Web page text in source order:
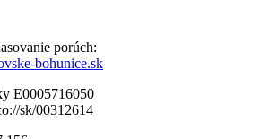
porúch:
bohunice.sk
E0005716050
sk/00312614